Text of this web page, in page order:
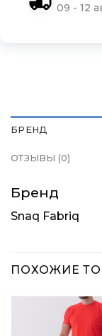
09 - 12
БРЕНД
ОТЗЫВЫ (0)
Бренд
Snaq Fabriq
ПОХОЖИЕ